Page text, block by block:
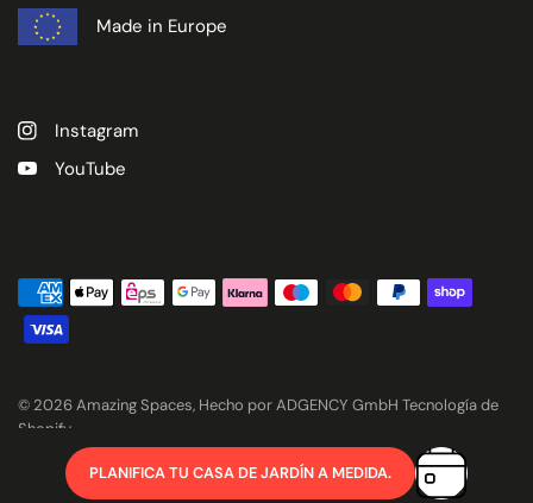
Made in Europe
Instagram
YouTube
© 2026 Amazing Spaces, Hecho por ADGENCY GmbH Tecnología de
Shopify
PLANIFICA TU CASA DE JARDÍN A MEDIDA.